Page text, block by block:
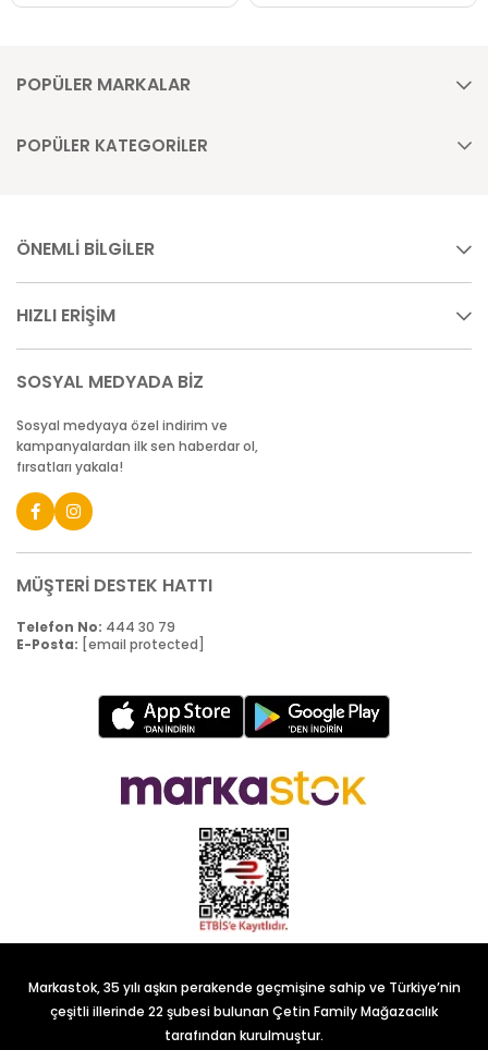
POPÜLER MARKALAR
POPÜLER KATEGORİLER
ÖNEMLİ BİLGİLER
HIZLI ERİŞİM
SOSYAL MEDYADA BİZ
Sosyal medyaya özel indirim ve
kampanyalardan ilk sen haberdar ol,
fırsatları yakala!
MÜŞTERİ DESTEK HATTI
Telefon No: 444 30 79
E-Posta: [email protected]
Markastok, 35 yılı aşkın perakende geçmişine sahip ve Türkiye’nin
çeşitli illerinde 22 şubesi bulunan Çetin Family Mağazacılık
tarafından kurulmuştur.